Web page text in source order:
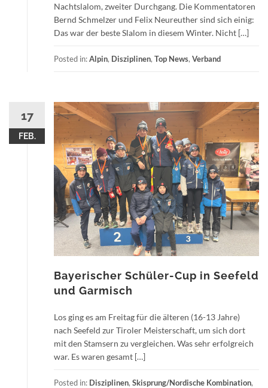
Nachtslalom, zweiter Durchgang. Die Kommentatoren
Bernd Schmelzer und Felix Neureuther sind sich einig:
Das war der beste Slalom in diesem Winter. Nicht […]
Posted in:Alpin, Disziplinen, Top News, Verband
17
FEB.
Bayerischer Schüler-Cup in Seefeld
und Garmisch
Los ging es am Freitag für die älteren (16-13 Jahre)
nach Seefeld zur Tiroler Meisterschaft, um sich dort
mit den Stamsern zu vergleichen. Was sehr erfolgreich
war. Es waren gesamt […]
Posted in: Disziplinen, Skisprung/Nordische Kombination,